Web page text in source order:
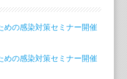
めの感染対策セミナー開催
めの感染対策セミナー開催